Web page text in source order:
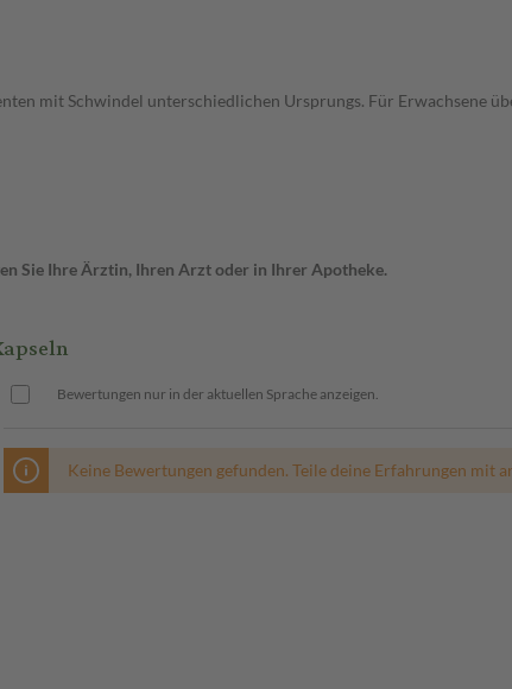
mit Schwindel unterschiedlichen Ursprungs. Für Erwachsene
Sie Ihre Ärztin, Ihren Arzt oder in Ihrer Apotheke.
Bewertungen nur in der aktuellen Sprache anzeigen.
Keine Bewertungen gefunden. Teile deine Erfahrungen mit